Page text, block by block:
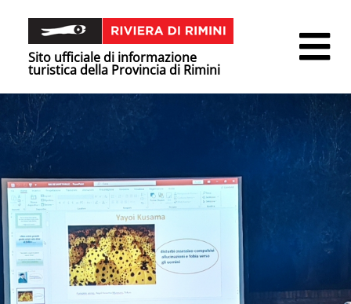
Sito ufficiale di informazione
turistica della Provincia di Rimini